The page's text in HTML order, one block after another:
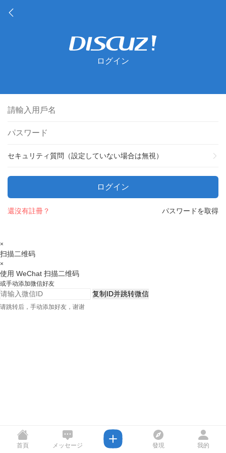
ログイン
セキュリティ質問（設定していない場合は無視）
ログイン
パスワードを取得
還沒有註冊？
×
扫描二维码
×
使用 WeChat 扫描二维码
或手动添加微信好友
复制ID并跳转微信
请跳转后，手动添加好友，谢谢
首頁 メッセージ 發現 我的